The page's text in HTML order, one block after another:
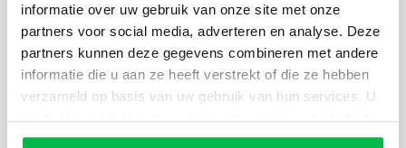
informatie over uw gebruik van onze site met onze
partners voor social media, adverteren en analyse. Deze
partners kunnen deze gegevens combineren met andere
informatie die u aan ze heeft verstrekt of die ze hebben
verzameld op basis van uw gebruik van hun services. U
gaat akkoord met onze cookies als u onze website blijft
gebruiken.
Eenvoudig en snel je voertuig
verkopen?
Wil je zonder gedoe je auto verkopen? Kies voor OSW
en profiteer van: